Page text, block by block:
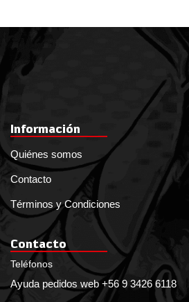
Información
Quiénes somos
Contacto
Términos y Condiciones
Contacto
Teléfonos
Ayuda pedidos web +56 9 3426 6118